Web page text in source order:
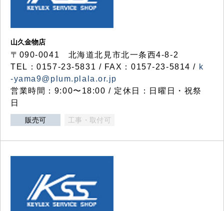
山久金物店
〒090-0041 北海道北見市北一条西4-8-2
TEL：0157-23-5831 / FAX：0157-23-5814 / k
-yama9@plum.plala.or.jp
営業時間：9:00〜18:00 / 定休日：日曜日・祝祭
日
販売可 工事・取付可